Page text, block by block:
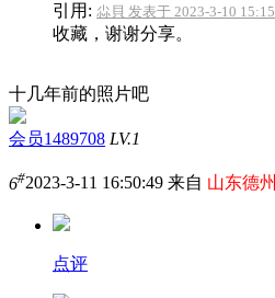
引用: 尛貝 发表于 2023-3-10 15:15
收藏，谢谢分享。
十几年前的照片吧
会员1489708 LV.1
6#2023-3-11 16:50:49 来自 山东德州
点评